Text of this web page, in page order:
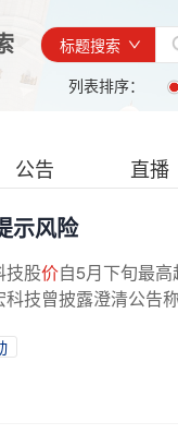
标题搜索
列表排序：
公告 直播
示风险
技股价自5月下旬最
技曾披露澄清公告